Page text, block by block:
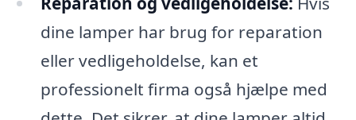
dine lamper har brug for reparation
eller vedligeholdelse, kan et
professionelt firma også hjælpe med